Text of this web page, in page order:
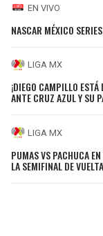
EN VIVO
NASCAR MÉXICO
LIGA MX
¡DIEGO CAMPILLO
ANTE CRUZ AZUL Y SU
LIGA MX
PUMAS VS PACHUCA
LA SEMIFINAL DE